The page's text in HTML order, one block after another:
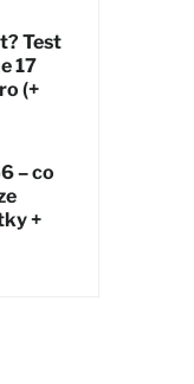
Test
17
(+
– co
+